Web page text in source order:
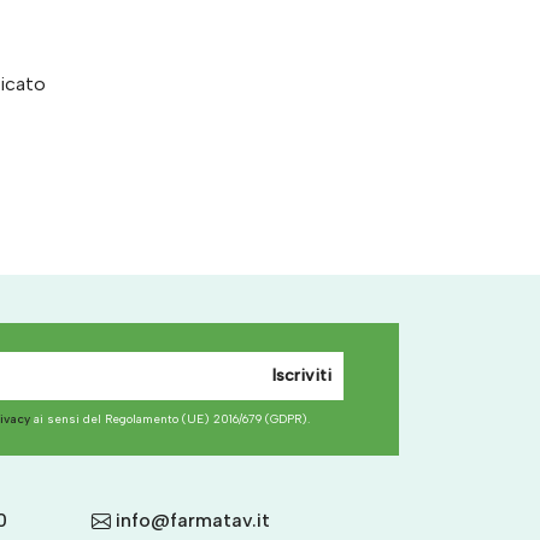
Iscriviti
ai sensi del Regolamento (UE) 2016/679 (GDPR).
info@farmatav.it